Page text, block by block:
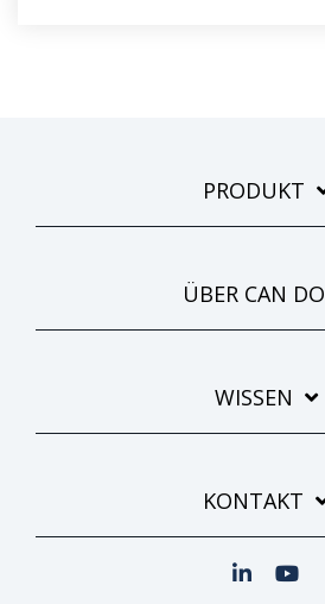
PRODUKT
ÜBER CAN DO
WISSEN
KONTAKT